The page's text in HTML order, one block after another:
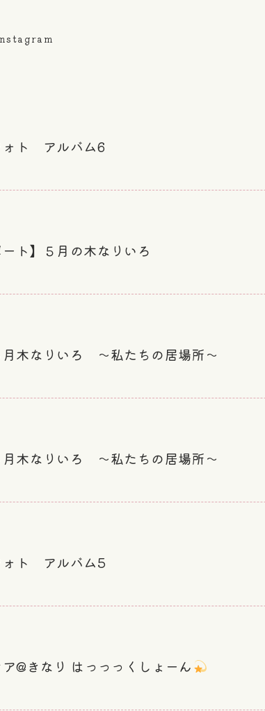
ト アルバム6
ート】５月の木なりいろ
月木なりいろ ～私たちの居場所～
月木なりいろ ～私たちの居場所～
ト アルバム5
@きなり はっっっくしょーん